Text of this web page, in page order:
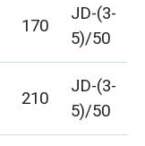
170
JD-(3-
5)/50
210
JD-(3-
5)/50